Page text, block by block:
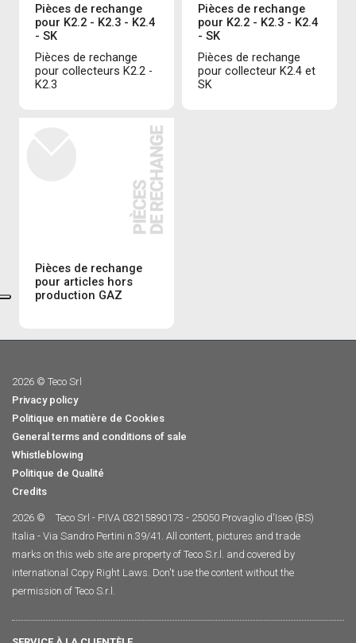
Pièces de rechange
pour K2.2 - K2.3 - K2.4
- SK
Pièces de rechange
pour collecteurs K2.2 -
K2.3
Pièces de rechange
pour K2.2 - K2.3 - K2.4
- SK
Pièces de rechange
pour collecteur K2.4 et
SK
Pièces de rechange
pour articles hors
production GAZ
2026 © Teco Srl
Privacy policy
Politique en matière de Cookies
General terms and conditions of sale
Whistleblowing
Politique de Qualité
Credits
2026 ©
Teco Srl - P.IVA 03215890173 - 25050 Provaglio d'Iseo (BS)
Italia - Via Sandro Pertini n.39/41. All content, pictures and trade
marks on this web site are property of Teco S.r.l. and covered by
international Copy Right Laws. Don't use the content without the
permission of Teco S.r.l.